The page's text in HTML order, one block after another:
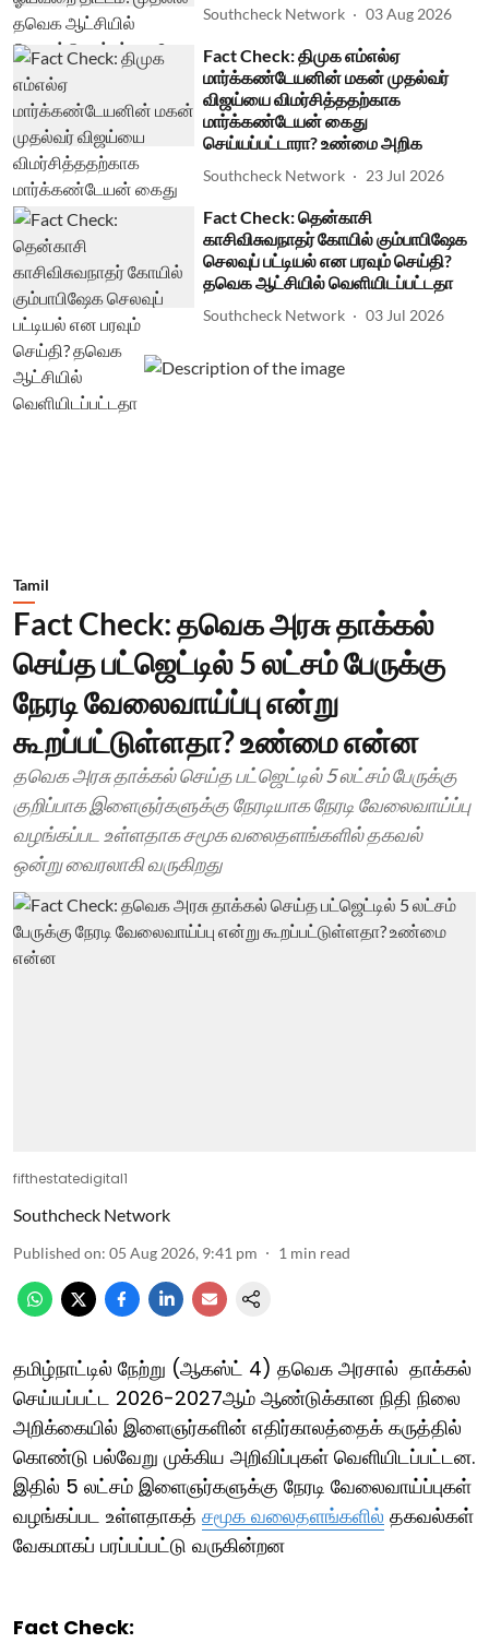
Southcheck Network 03 Aug 2026
Fact Check: திமுக எம்எல்ஏ
மார்க்கண்டேயனின் மகன் முதல்வர்
விஜய்யை விமர்சித்ததற்காக
மார்க்கண்டேயன் கைது
செய்யப்பட்டாரா? உண்மை அறிக
Southcheck Network 23 Jul 2026
Fact Check: தென்காசி
காசிவிசுவநாதர் கோயில் கும்பாபிஷேக
செலவுப் பட்டியல் என பரவும் செய்தி?
தவெக ஆட்சியில் வெளியிடப்பட்டதா
Southcheck Network 03 Jul 2026
Tamil
Fact Check: தவெக அரசு தாக்கல்
செய்த பட்ஜெட்டில் 5 லட்சம் பேருக்கு
நேரடி வேலைவாய்ப்பு என்று
கூறப்பட்டுள்ளதா? உண்மை என்ன
தவெக அரசு தாக்கல் செய்த பட்ஜெட்டில் 5 லட்சம் பேருக்கு
குறிப்பாக இளைஞர்களுக்கு நேரடியாக நேரடி வேலைவாய்ப்பு
வழங்கப்பட உள்ளதாக சமூக வலைதளங்களில் தகவல்
ஒன்று வைரலாகி வருகிறது
fifthestatedigital1
Southcheck Network
Published on: 05 Aug 2026, 9:41 pm 1 min read
தமிழ்நாட்டில் நேற்று (ஆகஸ்ட் 4) தவெக அரசால் தாக்கல்
செய்யப்பட்ட 2026-2027ஆம் ஆண்டுக்கான நிதி நிலை
அறிக்கையில் இளைஞர்களின் எதிர்காலத்தைக் கருத்தில்
கொண்டு பல்வேறு முக்கிய அறிவிப்புகள் வெளியிடப்பட்டன.
இதில் 5 லட்சம் இளைஞர்களுக்கு நேரடி வேலைவாய்ப்புகள்
வழங்கப்பட உள்ளதாகத் சமூக வலைதளங்களில் தகவல்கள்
வேகமாகப் பரப்பப்பட்டு வருகின்றன
Fact Check: